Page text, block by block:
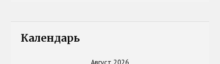
Календарь